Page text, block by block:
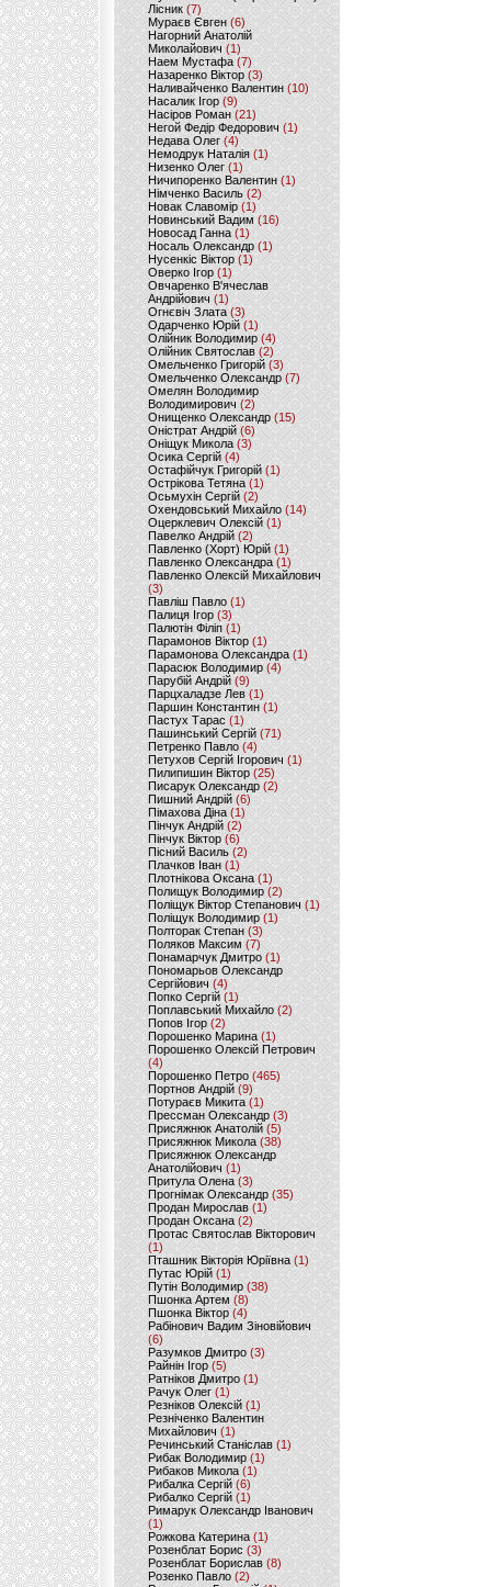
Лісник (7)
Мураєв Євген(6)
Нагорний Анатолій
Миколайович (1)
Наем Мустафа (7)
Назаренко Віктор (3)
Наливайченко Валентин (10)
Насалик Ігор(9)
Насіров Роман (21)
Негой Федір Федорович(1)
Недава Олег(4)
Немодрук Наталія(1)
Низенко Олег (1)
Ничипоренко Валентин (1)
Німченко Василь (2)
Новак Славомір (1)
Новинський Вадим (16)
Новосад Ганна (1)
Носаль Олександр (1)
Нусенкіс Віктор (1)
Оверко Ігор (1)
Овчаренко В'ячеслав
Андрійович(1)
Огнєвіч Злата (3)
Одарченко Юрій(1)
Олійник Володимир (4)
Олійник Святослав (2)
Омельченко Григорій (3)
Омельченко Олександр(7)
Омелян Володимир
Володимирович (2)
Онищенко Олександр (15)
Оністрат Андрій (6)
Оніщук Микола (3)
Осика Сергій(4)
Остафійчук Григорій(1)
Острікова Тетяна (1)
Осьмухін Сергій (2)
Охендовський Михайло (14)
Оцерклевич Олексій (1)
Павелко Андрій (2)
Павленко (Хорт) Юрій (1)
Павленко Олександра (1)
Павленко Олексій Михайлович
(3)
Павліш Павло(1)
Палиця Ігор (3)
Палютін Філіп(1)
Парамонов Віктор (1)
Парамонова Олександра(1)
Парасюк Володимир(4)
Парубій Андрій (9)
Парцхаладзе Лев (1)
Паршин Константин(1)
Пастух Тарас (1)
Пашинський Сергій (71)
Петренко Павло (4)
Петухов Сергій Ігорович (1)
Пилипишин Віктор(25)
Писарук Олександр(2)
Пишний Андрій (6)
Пімахова Діна(1)
Пінчук Андрій(2)
Пінчук Віктор (6)
Пісний Василь (2)
Плачков Іван(1)
Плотнікова Оксана (1)
Полищук Володимир(2)
Поліщук Віктор Степанович(1)
Поліщук Володимир (1)
Полторак Степан(3)
Поляков Максим (7)
Понамарчук Дмитро (1)
Пономарьов Олександр
Сергійович(4)
Попко Сергій (1)
Поплавський Михайло (2)
Попов Ігор(2)
Порошенко Марина (1)
Порошенко Олексій Петрович
(4)
Порошенко Петро (465)
Портнов Андрій (9)
Потураєв Микита(1)
Прессман Олександр(3)
Присяжнюк Анатолій (5)
Присяжнюк Микола (38)
Присяжнюк Олександр
Анатолійович (1)
Притула Олена (3)
Прогнімак Олександр(35)
Продан Мирослав(1)
Продан Оксана (2)
Протас Святослав Вікторович
(1)
Пташник Вікторія Юріївна (1)
Путас Юрій (1)
Путін Володимир(38)
Пшонка Артем (8)
Пшонка Віктор(4)
Рабінович Вадим Зіновійович
(6)
Разумков Дмитро (3)
Райнін Ігор(5)
Ратніков Дмитро (1)
Рачук Олег (1)
Резніков Олексій(1)
Резніченко Валентин
Михайлович (1)
Речинський Станіслав (1)
Рибак Володимир(1)
Рибаков Микола(1)
Рибалка Сергій (6)
Рибалко Сергій (1)
Римарук Олександр Іванович
(1)
Рожкова Катерина(1)
Розенблат Борис (3)
Розенблат Борислав (8)
Розенко Павло (2)